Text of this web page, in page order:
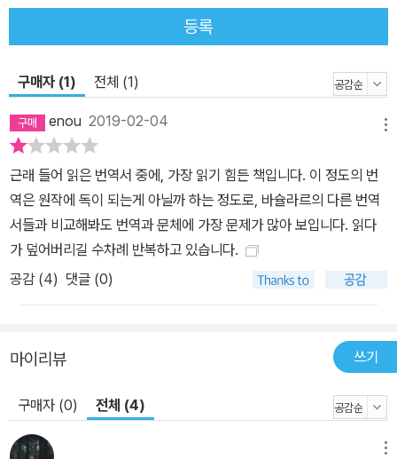
등록
구매자 (1) 전체 (1)
enou 2019-02-04
근래 들어 읽은 번역서 중에, 가장 읽기 힘든 책입니다. 이 정도의 번
역은 원작에 독이 되는게 아닐까 하는 정도로, 바슐라르의 다른 번역
서들과 비교해봐도 번역과 문체에 가장 문제가 많아 보입니다. 읽다
가 덮어버리길 수차례 반복하고 있습니다.
공감 (4) 댓글 (0)
마이리뷰 쓰기
구매자 (0) 전체 (4)